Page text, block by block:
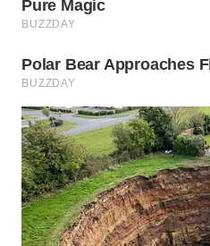
WN
CIREBON
WN
WN
KUNINGAN
WN
MAJALENGKA